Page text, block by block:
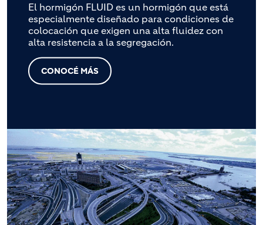
El hormigón FLUID es un hormigón que está
especialmente diseñado para condiciones de
colocación que exigen una alta fluidez con
alta resistencia a la segregación.
CONOCÉ MÁS